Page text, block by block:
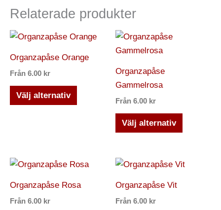
Relaterade produkter
Organzapåse Orange
Från 6.00 kr
Välj alternativ
Den
produkten
varianter.
kan
på
produktsidan
Organzapåse
Gammelrosa
Från 6.00 kr
Välj alternativ
olika
kan
Organzapåse Rosa
Från 6.00 kr
Den
Organzapåse Vit
Från 6.00 kr
Den